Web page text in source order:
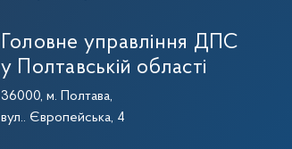
Головне управління ДПС
у Полтавській області
36000, м. Полтава,
вул.. Європейська, 4